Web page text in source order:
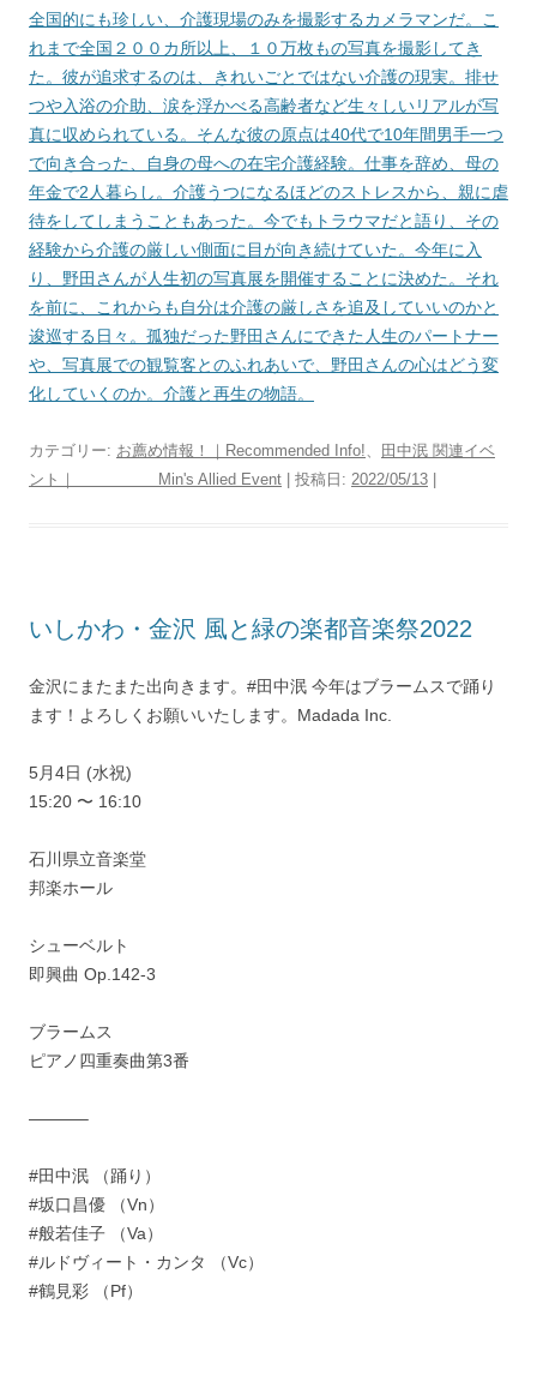
全国的にも珍しい、介護現場のみを撮影するカメラマンだ。こ
れまで全国２００カ所以上、１０万枚もの写真を撮影してき
た。彼が追求するのは、きれいごとではない介護の現実。排せ
つや入浴の介助、涙を浮かべる高齢者など生々しいリアルが写
真に収められている。そんな彼の原点は40代で10年間男手一つ
で向き合った、自身の母への在宅介護経験。仕事を辞め、母の
年金で2人暮らし。介護うつになるほどのストレスから、親に虐
待をしてしまうこともあった。今でもトラウマだと語り、その
経験から介護の厳しい側面に目が向き続けていた。今年に入
り、野田さんが人生初の写真展を開催することに決めた。それ
を前に、これからも自分は介護の厳しさを追及していいのかと
逡巡する日々。孤独だった野田さんにできた人生のパートナー
や、写真展での観覧客とのふれあいで、野田さんの心はどう変
化していくのか。介護と再生の物語。
カテゴリー: お薦め情報！｜Recommended Info!
田中泯 関連イベ
ント｜ Min's Allied Event | 投稿日: 2022/05/13 |
いしかわ・金沢 風と緑の楽都音楽祭2022
金沢にまたまた出向きます。#田中泯 今年はブラームスで踊り
ます！よろしくお願いいたします。Madada Inc.
5月4日 (水祝)
15:20 〜 16:10
石川県立音楽堂
邦楽ホール
シューベルト
即興曲 Op.142-3
ブラームス
ピアノ四重奏曲第3番
———–
#田中泯 （踊り）
#坂口昌優 （Vn）
#般若佳子 （Va）
#ルドヴィート・カンタ （Vc）
#鶴見彩 （Pf）